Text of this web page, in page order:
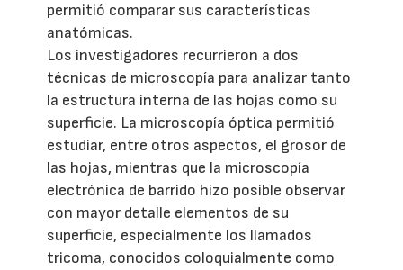
permitió comparar sus características
anatómicas.
Los investigadores recurrieron a dos
técnicas de microscopía para analizar tanto
la estructura interna de las hojas como su
superficie. La microscopía óptica permitió
estudiar, entre otros aspectos, el grosor de
las hojas, mientras que la microscopía
electrónica de barrido hizo posible observar
con mayor detalle elementos de su
superficie, especialmente los llamados
tricoma, conocidos coloquialmente como